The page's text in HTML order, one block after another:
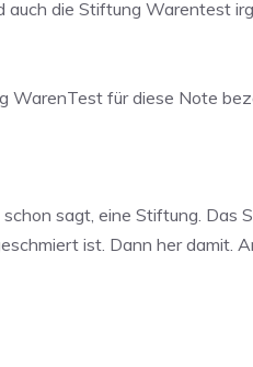
die Stiftung Warentest
für diese Note
sagt, eine Stiftung. Das
ist. Dann her